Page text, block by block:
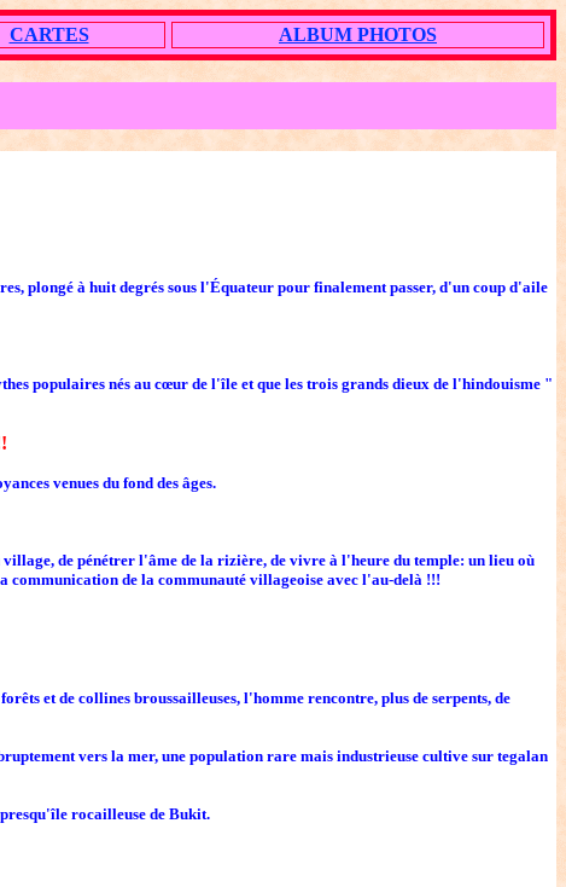
CARTES ALBUM PHOTOS
plongé à huit degrés sous l'Équateur pour finalement passer, d'un coup d'aile
populaires nés au cœur de l'île et que les trois grands dieux de l'hindouisme "
venues du fond des âges.
de pénétrer l'âme de la rizière, de vivre à l'heure du temple: un lieu où
communication de la communauté villageoise avec l'au-delà !!!
et de collines broussailleuses, l'homme rencontre, plus de serpents, de
vers la mer, une population rare mais industrieuse cultive sur tegalan
rocailleuse de Bukit.